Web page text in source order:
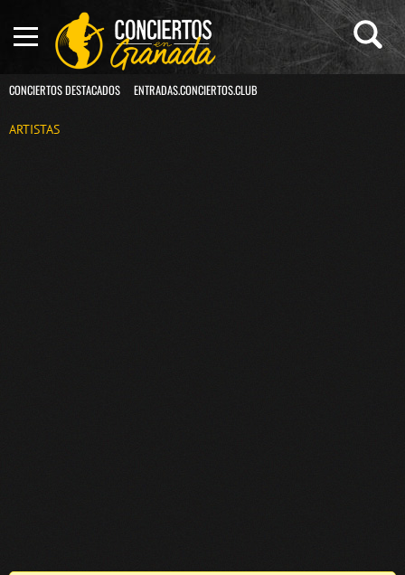
CONCIERTOS DESTACADOS ENTRADAS.CONCIERTOS.CLUB
ARTISTAS